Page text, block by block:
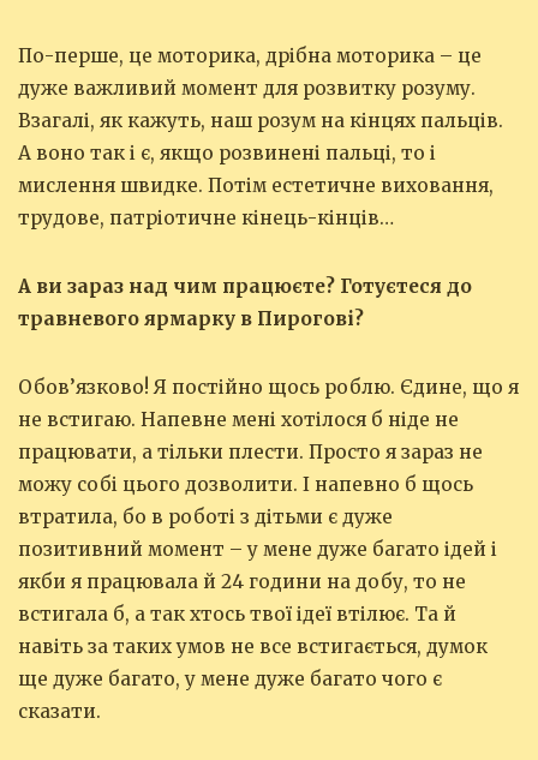
По-перше, це моторика, дрібна моторика – це
дуже важливий момент для розвитку розуму.
Взагалі, як кажуть, наш розум на кінцях пальців.
А воно так і є, якщо розвинені пальці, то і
мислення швидке. Потім естетичне виховання,
трудове, патріотичне кінець-кінців…
А ви зараз над чим працюєте? Готуєтеся до
травневого ярмарку в Пирогові?
Обов’язково! Я постійно щось роблю. Єдине, що я
не встигаю. Напевне мені хотілося б ніде не
працювати, а тільки плести. Просто я зараз не
можу собі цього дозволити. І напевно б щось
втратила, бо в роботі з дітьми є дуже
позитивний момент – у мене дуже багато ідей і
якби я працювала й 24 години на добу, то не
встигала б, а так хтось твої ідеї втілює. Та й
навіть за таких умов не все встигається, думок
ще дуже багато, у мене дуже багато чого є
сказати.